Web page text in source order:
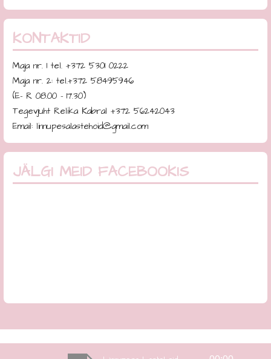
KONTAKTID
Maja nr. 1 tel. +372 5301 0222
Maja nr. 2: tel.+372 58495946
(E- R 08.00 - 17.30)
Tegevjuht Relika Kabral +372 56242043
Email: linnupesalastehoid@gmail.com
JÄLGI MEID FACEBOOKIS